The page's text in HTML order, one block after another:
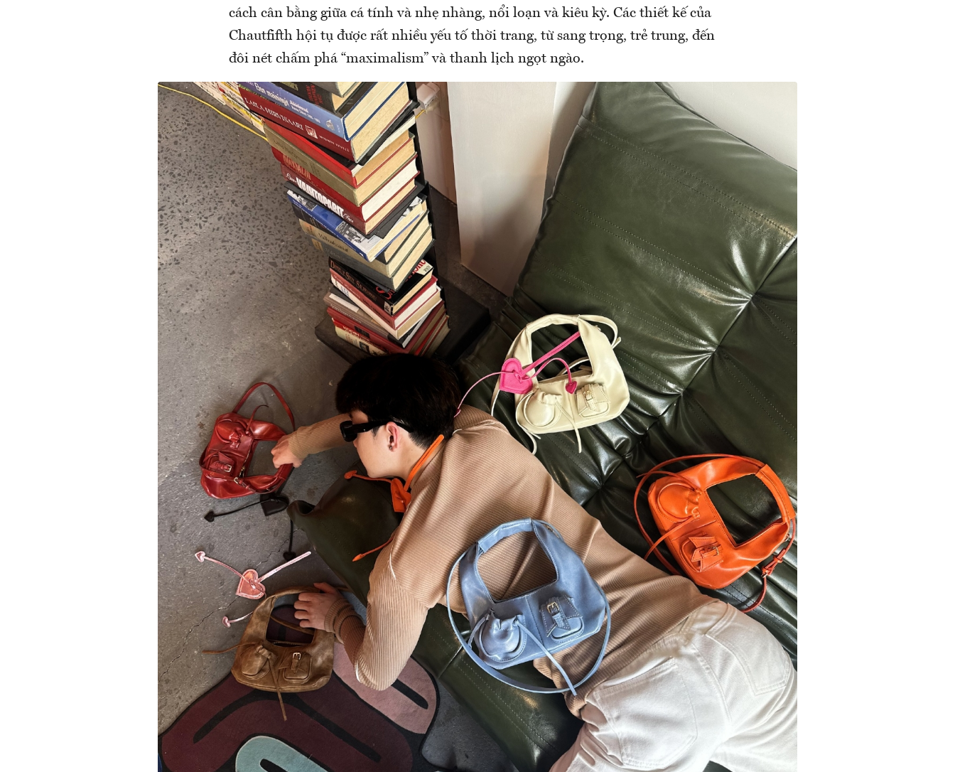
cách cân bằng giữa cá tính và nhẹ nhàng, nổi loạn và kiêu kỳ. Các thiết kế của
Chautfifth hội tụ được rất nhiều yếu tố thời trang, từ sang trọng, trẻ trung, đến
đôi nét chấm phá “maximalism” và thanh lịch ngọt ngào.